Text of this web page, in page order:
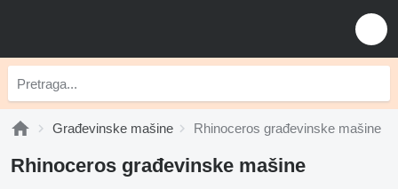
Građevinske mašine Rhinoceros građevinske mašine
Rhinoceros građevinske mašine